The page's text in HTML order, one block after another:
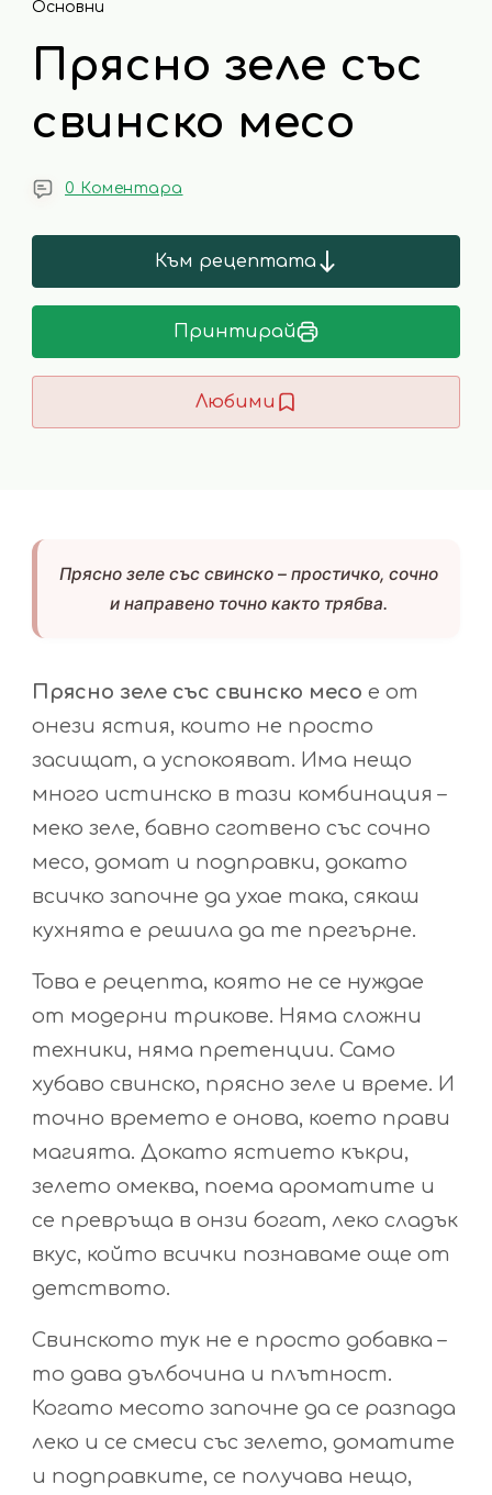
Основни
Прясно зеле със
свинско месо
0 Коментара
Към рецептата
Принтирай
Любими
Прясно зеле със свинско – простичко, сочно
и направено точно както трябва.
Прясно зеле със свинско месо е от
онези ястия, които не просто
засищат, а успокояват. Има нещо
много истинско в тази комбинация –
меко зеле, бавно сготвено със сочно
месо, домат и подправки, докато
всичко започне да ухае така, сякаш
кухнята е решила да те прегърне.
Това е рецепта, която не се нуждае
от модерни трикове. Няма сложни
техники, няма претенции. Само
хубаво свинско, прясно зеле и време. И
точно времето е онова, което прави
магията. Докато ястието къкри,
зелето омеква, поема ароматите и
се превръща в онзи богат, леко сладък
вкус, който всички познаваме още от
детството.
Свинското тук не е просто добавка –
то дава дълбочина и плътност.
Когато месото започне да се разпада
леко и се смеси със зелето, доматите
и подправките, се получава нещо,